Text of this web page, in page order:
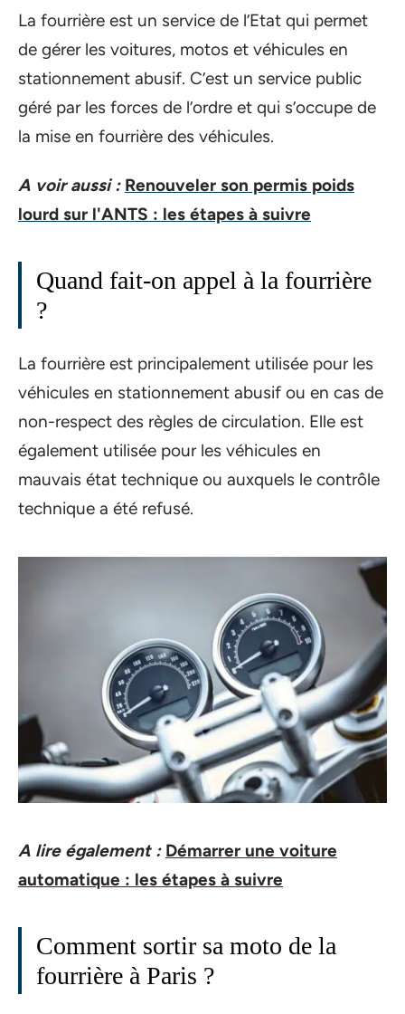
La fourrière est un service de l’Etat qui permet
de gérer les voitures, motos et véhicules en
stationnement abusif. C’est un service public
géré par les forces de l’ordre et qui s’occupe de
la mise en fourrière des véhicules.
A voir aussi : Renouveler son permis poids
lourd sur l'ANTS : les étapes à suivre
Quand fait-on appel à la fourrière
?
La fourrière est principalement utilisée pour les
véhicules en stationnement abusif ou en cas de
non-respect des règles de circulation. Elle est
également utilisée pour les véhicules en
mauvais état technique ou auxquels le contrôle
technique a été refusé.
A lire également : Démarrer une voiture
automatique : les étapes à suivre
Comment sortir sa moto de la
fourrière à Paris ?